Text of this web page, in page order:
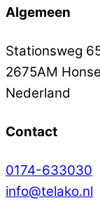
Algemeen
Stationsweg
2675AM
Nederland
Contact
0174-633030
info@telako.nl